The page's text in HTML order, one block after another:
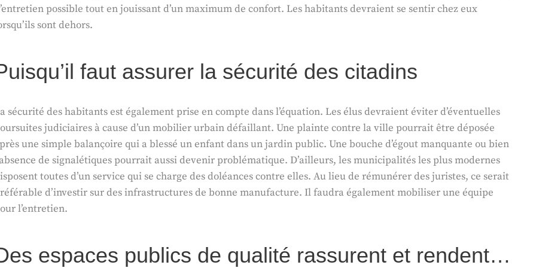
possible tout en jouissant d’un maximum de confort. Les habitants devraient se sentir chez eux
sont dehors.
faut assurer la sécurité des citadins
sécurité des habitants est également prise en compte dans l’équation. Les élus devraient éviter d’éventuelles
judiciaires à cause d’un mobilier urbain défaillant. Une plainte contre la ville pourrait être déposée
une simple balançoire qui a blessé un enfant dans un jardin public. Une bouche d’égout manquante ou bien
de signalétiques pourrait aussi devenir problématique. D’ailleurs, les municipalités les plus modernes
toutes d’un service qui se charge des doléances contre elles. Au lieu de rémunérer des juristes, ce serait
d’investir sur des infrastructures de bonne manufacture. Il faudra également mobiliser une équipe
l’entretien.
espaces publics de qualité rassurent et rendent…